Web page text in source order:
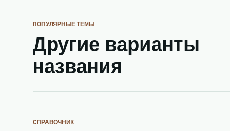
ПОПУЛЯРНЫЕ ТЕМЫ
Другие варианты
названия
СПРАВОЧНИК